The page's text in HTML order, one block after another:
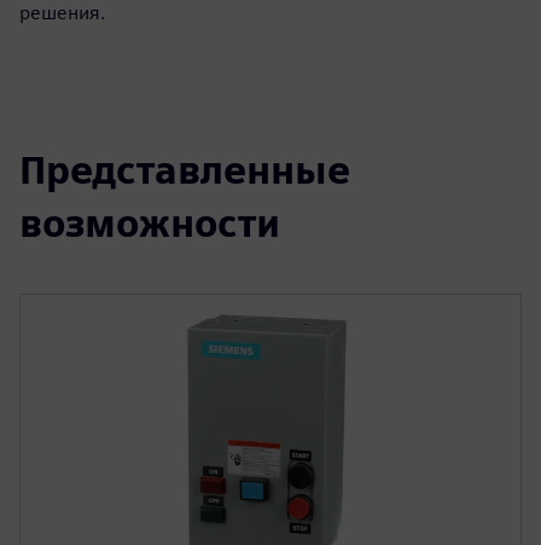
решения.
Представленные
возможности